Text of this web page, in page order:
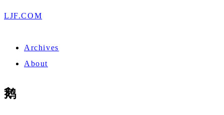
LJF.COM
Archives
About
鹅